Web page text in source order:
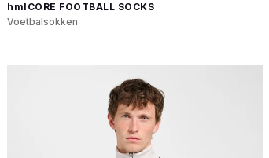
hmlCORE FOOTBALL SOCKS
Voetbalsokken